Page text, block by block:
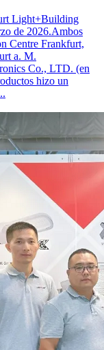
Light+Building
de 2026.Ambos
Centre Frankfurt,
a. M.
Co., LTD. (en
hizo un